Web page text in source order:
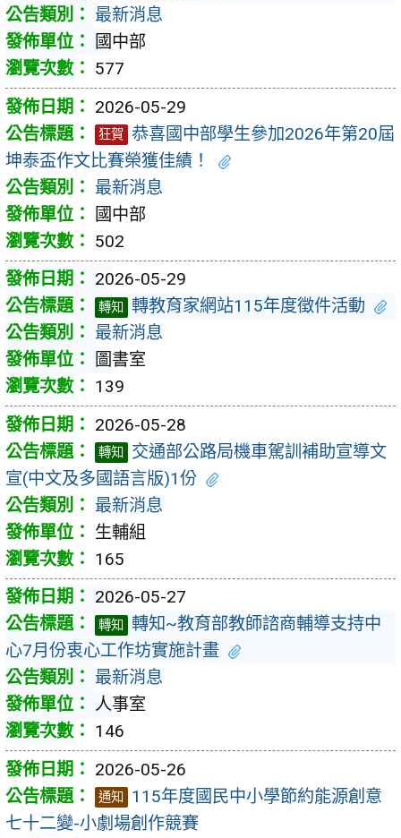
最新消息
國中部
577
2026-05-29
狂賀 恭喜國中部學生參加2026年第20屆
坤泰盃作文比賽榮獲佳績！
最新消息
國中部
502
2026-05-29
轉知
轉教育家網站115年度徵件活動
最新消息
圖書室
139
2026-05-28
轉知
交通部公路局機車駕訓補助宣導文
宣(中文及多國語言版)1份
最新消息
生輔組
165
2026-05-27
轉知
轉知~教育部教師諮商輔導支持中
心7月份衷心工作坊實施計畫
最新消息
人事室
146
2026-05-26
通知
115年度國民中小學節約能源創意
七十二變-小劇場創作競賽